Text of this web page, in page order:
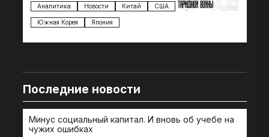
импорта из более 100 стран…
Аналитика Новости Китай США
Южная Корея Япония
Последние новости
Минус социальный капитал. И вновь об учебе на
чужих ошибках